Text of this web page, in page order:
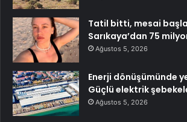
Tatil bitti, mesai
Sarıkaya’dan 75
Ağustos 5, 2026
Enerji dönüşümünde
Güçlü elektrik
Ağustos 5, 2026